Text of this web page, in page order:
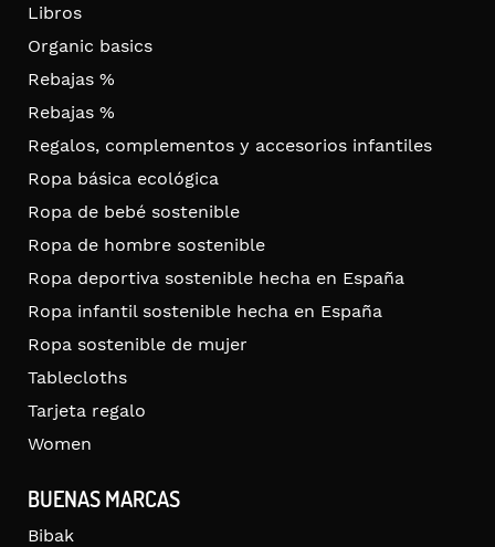
Libros
Organic basics
Rebajas %
Rebajas %
Regalos, complementos y accesorios infantiles
Ropa básica ecológica
Ropa de bebé sostenible
Ropa de hombre sostenible
Ropa deportiva sostenible hecha en España
Ropa infantil sostenible hecha en España
Ropa sostenible de mujer
Tablecloths
Tarjeta regalo
Women
BUENAS MARCAS
Bibak